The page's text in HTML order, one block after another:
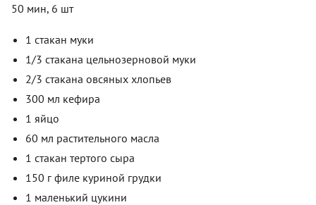
50 мин, 6 шт
1 стакан муки
1/3 стакана цельнозерновой муки
2/3 стакана овсяных хлопьев
300 мл кефира
1 яйцо
60 мл растительного масла
1 стакан тертого сыра
150 г филе куриной грудки
1 маленький цукини